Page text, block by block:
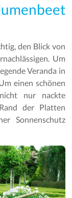
den Blick von
Um
Veranda in
einen schönen
nur nackte
der Platten
Sonnenschutz